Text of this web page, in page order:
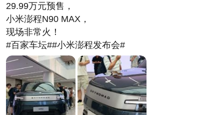
29.99万元预售，
小米澎程N90 MAX，
现场非常火！
#百家车坛##小米澎程发布会#